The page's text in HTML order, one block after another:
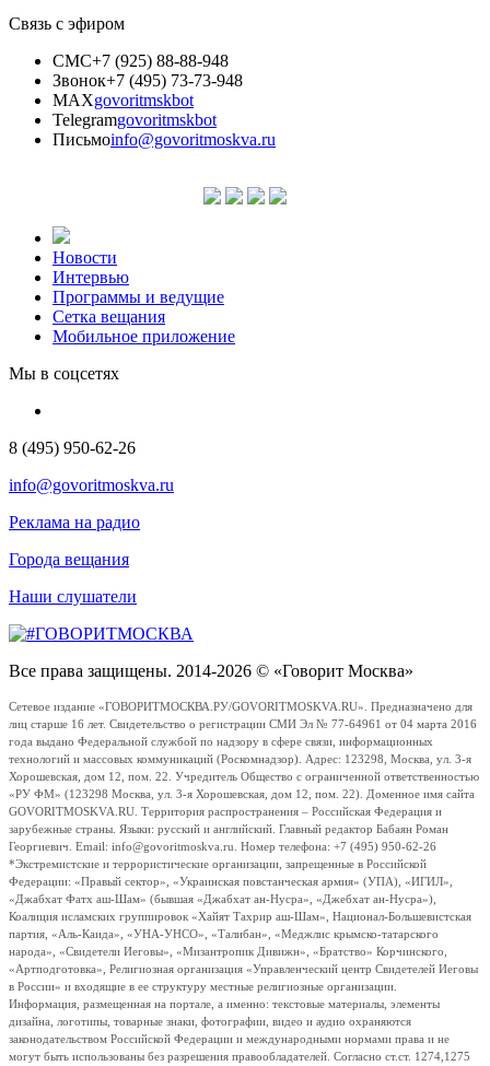
Связь с эфиром
СМС+7 (925) 88-88-948
Звонок+7 (495) 73-73-948
MAXgovoritmskbot
Telegramgovoritmskbot
Письмоinfo@govoritmoskva.ru
Новости
Интервью
Программы и ведущие
Сетка вещания
Мобильное приложение
Мы в соцсетях
8 (495) 950-62-26
info@govoritmoskva.ru
Реклама на радио
Города вещания
Наши слушатели
Все права защищены. 2014-2026 © «Говорит Москва»
Сетевое издание «ГОВОРИТМОСКВА.РУ/GOVORITMOSKVA.RU». Предназначено для
лиц старше 16 лет. Свидетельство о регистрации СМИ Эл № 77-64961 от 04 марта 2016
года выдано Федеральной службой по надзору в сфере связи, информационных
технологий и массовых коммуникаций (Роскомнадзор). Адрес: 123298, Москва, ул. 3-я
Хорошевская, дом 12, пом. 22. Учредитель Общество с ограниченной ответственностью
«РУ ФМ» (123298 Москва, ул. 3-я Хорошевская, дом 12, пом. 22). Доменное имя сайта
GOVORITMOSKVA.RU. Территория распространения – Российская Федерация и
зарубежные страны. Языки: русский и английский. Главный редактор Бабаян Роман
Георгиевич. Email: info@govoritmoskva.ru. Номер телефона: +7 (495) 950-62-26
*Экстремистские и террористические организации, запрещенные в Российской
Федерации: «Правый сектор», «Украинская повстанческая армия» (УПА), «ИГИЛ»,
«Джабхат Фатх аш-Шам» (бывшая «Джабхат ан-Нусра», «Джебхат ан-Нусра»),
Коалиция исламских группировок «Хайят Тахрир аш-Шам», Национал-Большевистская
партия, «Аль-Каида», «УНА-УНСО», «Талибан», «Меджлис крымско-татарского
народа», «Свидетели Иеговы», «Мизантропик Дивижн», «Братство» Корчинского,
«Артподготовка», Религиозная организация «Управленческий центр Свидетелей Иеговы
в России» и входящие в ее структуру местные религиозные организации.
Информация, размещенная на портале, а именно: текстовые материалы, элементы
дизайна, логотипы, товарные знаки, фотографии, видео и аудио охраняются
законодательством Российской Федерации и международными нормами права и не
могут быть использованы без разрешения правообладателей. Согласно ст.ст. 1274,1275